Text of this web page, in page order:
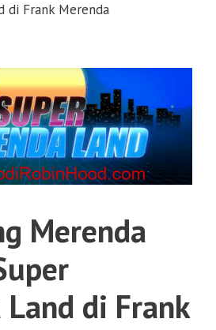
di Frank Merenda
Merenda
Land di Frank